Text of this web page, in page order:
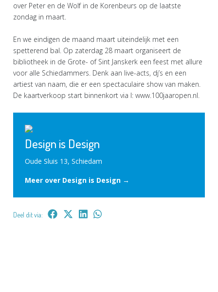
over Peter en de Wolf in de Korenbeurs op de laatste
zondag in maart.
En we eindigen de maand maart uiteindelijk met een
spetterend bal. Op zaterdag 28 maart organiseert de
bibliotheek in de Grote- of Sint Janskerk een feest met allure
voor alle Schiedammers. Denk aan live-acts, dj’s en een
artiest van naam, die er een spectaculaire show van maken.
De kaartverkoop start binnenkort via I: www.100jaaropen.nl.
Design is Design
Oude Sluis 13, Schiedam
Meer over Design is Design →
Deel dit via: